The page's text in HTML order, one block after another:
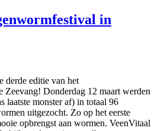
in
derde editie van het
Zeevang! Donderdag 12 maart werden
laatste monster af) in totaal 96
uitgezocht. Zo op het eerste
opbrengst aan wormen. VeenVitaal